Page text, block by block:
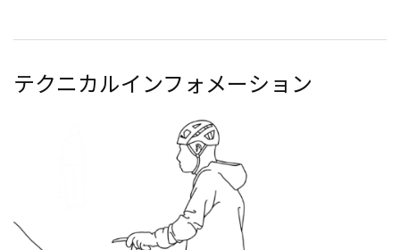
テクニカルインフォメーション